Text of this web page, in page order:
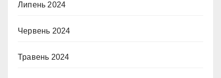
Липень 2024
Червень 2024
Травень 2024